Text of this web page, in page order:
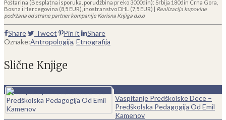
Poštarina (Besplatna isporuka, porudžbina preko 3000din): Srbija 180din Crna Gora,
Bosna i Hercegovina (8,5 EUR), inostranstvo DHL (7,5 EUR) | Realizacija kupovine
podržana od strane partner kompanije Korisna Knjiga d.o.o
Share Tweet Pin it
Share
Oznake:Antropologija, Etnografija
Slične Knjige
Vaspitanje Predškolske Dece –
Predškolska Pedagogija Od Emil
Kamenov